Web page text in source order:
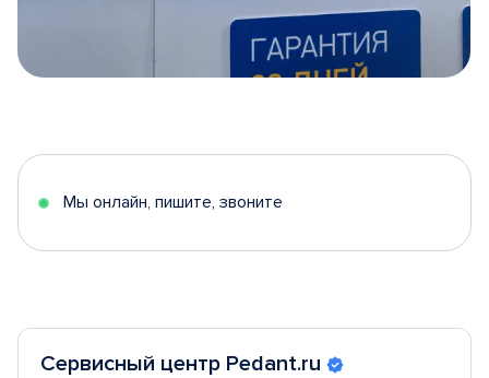
5
Мы онлайн, пишите, звоните
Сервисный центр Pedant.ru